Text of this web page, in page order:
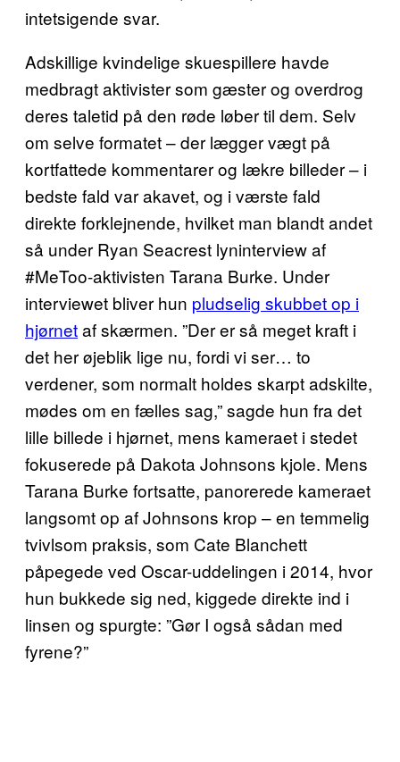
intetsigende svar.
Adskillige kvindelige skuespillere havde
medbragt aktivister som gæster og overdrog
deres taletid på den røde løber til dem. Selv
om selve formatet – der lægger vægt på
kortfattede kommentarer og lækre billeder – i
bedste fald var akavet, og i værste fald
direkte forklejnende, hvilket man blandt andet
så under Ryan Seacrest lyninterview af
#MeToo-aktivisten Tarana Burke. Under
interviewet bliver hun pludselig skubbet op i
hjørnetaf skærmen. ”Der er så meget kraft i
det her øjeblik lige nu, fordi vi ser… to
verdener, som normalt holdes skarpt adskilte,
mødes om en fælles sag,” sagde hun fra det
lille billede i hjørnet, mens kameraet i stedet
fokuserede på Dakota Johnsons kjole. Mens
Tarana Burke fortsatte, panorerede kameraet
langsomt op af Johnsons krop – en temmelig
tvivlsom praksis, som Cate Blanchett
påpegede ved Oscar-uddelingen i 2014, hvor
hun bukkede sig ned, kiggede direkte ind i
linsen og spurgte: ”Gør I også sådan med
fyrene?”